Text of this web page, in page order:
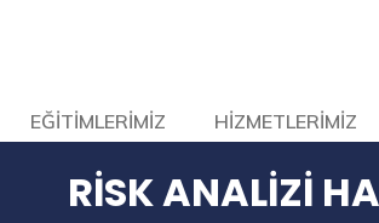
EĞİTİMLERİMİZ HİZMETLERİMİZ
RISK ANALIZI